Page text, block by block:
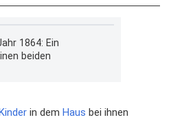
1864: Ein
beiden
in dem Haus bei ihnen